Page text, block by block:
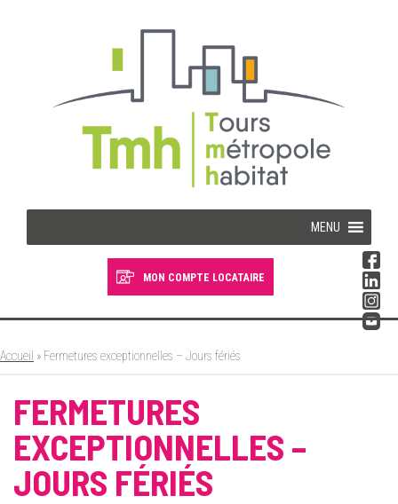
MENU
MON COMPTE LOCATAIRE
Je suis locataire
Accueil » Fermetures exceptionnelles – Jours fériés
FERMETURES
EXCEPTIONNELLES –
JOURS FÉRIÉS